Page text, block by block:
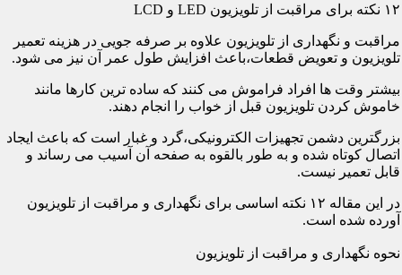
۱۲ نکته برای مراقبت از تلویزیون LED و LCD
مراقبت و نگهداری از تلویزیون علاوه بر صرفه جویی در هزینه تعمیر
تلویزیون و تعویض قطعات،باعث افزایش طول عمر آن نیز می شود.
بیشتر وقت ها افراد فراموش می کنند که ساده ترین کارها مانند
خاموش کردن تلویزیون قبل از خواب را انجام دهند.
بزرگترین دشمن تجهیزات الکترونیکی،گرد و غبار است که باعث ایجاد
اتصال کوتاه شده و به طور بالقوه به صفحه آن آسیب می رساند و
قابل تعمیر نیست.
در این مقاله ۱۲ نکته اساسی برای نگهداری و مراقبت از تلویزیون
آورده شده است.
نحوه نگهداری و مراقبت از تلویزیون